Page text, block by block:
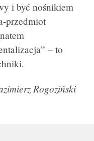
i być nośnikiem
przedmiot
– to
Rogoziński